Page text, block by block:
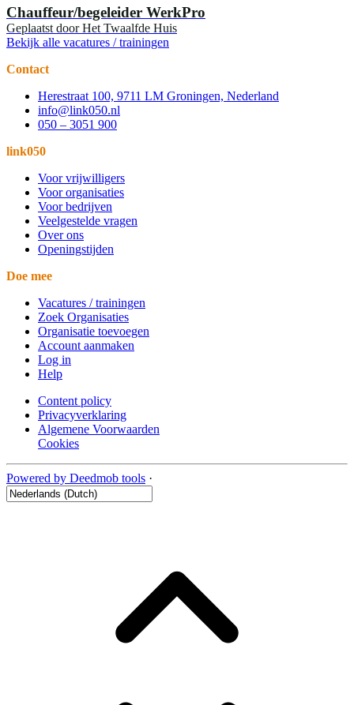
Chauffeur/begeleider WerkPro
Geplaatst door Het Twaalfde Huis
Bekijk alle vacatures / trainingen
Contact
Herestraat 100, 9711 LM Groningen, Nederland
info@link050.nl
050 – 3051 900
link050
Voor vrijwilligers
Voor organisaties
Voor bedrijven
Veelgestelde vragen
Over ons
Openingstijden
Doe mee
Vacatures / trainingen
Zoek Organisaties
Organisatie toevoegen
Account aanmaken
Log in
Help
Content policy
Privacyverklaring
Algemene Voorwaarden
Cookies
Powered by Deedmob tools ·